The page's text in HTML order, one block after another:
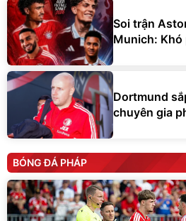
Soi trận
Munich: Khó
Dortmund
chuyên gia
BÓNG ĐÁ PHÁP